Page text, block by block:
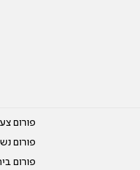
פורום
פורום
פורום